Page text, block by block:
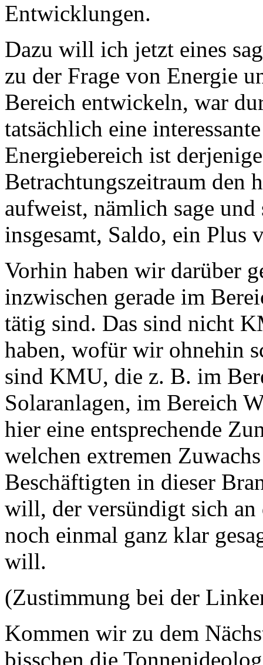
Entwicklungen.
Dazu will ich jetzt eines
zu der Frage von Energie
Bereich entwickeln, war
tatsächlich eine
Energiebereich ist
Betrachtungszeitraum den
aufweist, nämlich sage
insgesamt, Saldo, ein Plus
Vorhin haben wir darüber
inzwischen gerade im
tätig sind. Das sind nicht
haben, wofür wir ohnehin
sind KMU, die z. B. im
Solaranlagen, im Bereich
hier eine entsprechende
welchen extremen
Beschäftigten in dieser
will, der versündigt sich
noch einmal ganz klar
will.
(Zustimmung bei der
Kommen wir zu dem
bisschen die